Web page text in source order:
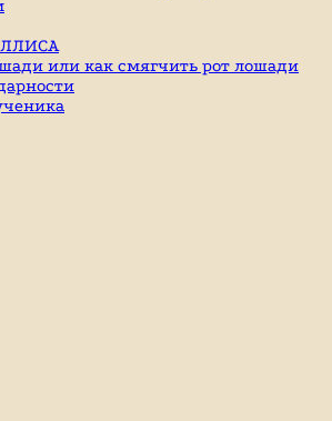
или как смягчить рот лошади